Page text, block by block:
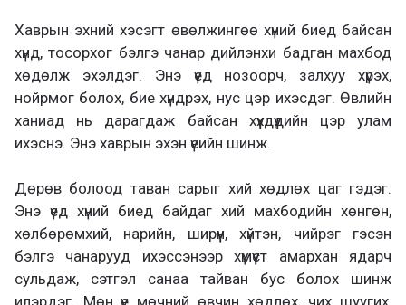
Хаврын эхний хэсэгт өвөлжингөө хүний биед байсан
хүнд, тосорхог бэлгэ чанар дийлэнхи бадган махбод
хөдөлж эхэлдэг. Энэ үед нозоорч, залхуу хүрэх,
нойрмог болох, бие хүндрэх, нус цэр ихэсдэг. Өвлийн
ханиад нь дарагдаж байсан хүүхдүүдийн цэр улам
ихэснэ. Энэ хаврын эхэн үеийн шинж.
Дөрөв болоод таван сарыг хий хөдлөх цаг гэдэг.
Энэ үед хүний биед байдаг хий махбодийн хөнгөн,
хөлбөрөмхий, нарийн, ширүүн, хүйтэн, чийрэг гэсэн
бэлгэ чанарууд ихэссэнээр хүмүүст амархан ядарч
сульдаж, сэтгэл санаа тайван бус болох шинж